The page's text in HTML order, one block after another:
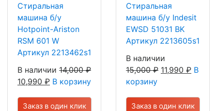
Стиральная
машина б/у
Hotpoint-Ariston
RSM 601 W
Артикул 2213462s1
В наличии 14,000₽
10,990 ₽ В корзину
Заказ в один клик
Стиральная
машина б/у Indesit
EWSD 51031 BK
Артикул 2213605s1
В наличии
15,000₽ 11,990 ₽ В
корзину
Заказ в один клик